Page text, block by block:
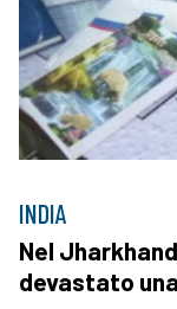
INDIA
Nel
devastato